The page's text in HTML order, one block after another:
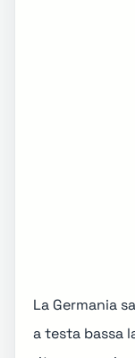
La Germania
a testa bassa